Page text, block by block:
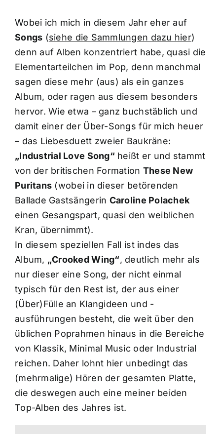
Wobei ich mich in diesem Jahr eher auf
Songs (siehe die Sammlungen dazu hier)
denn auf Alben konzentriert habe, quasi die
Elementarteilchen im Pop, denn manchmal
sagen diese mehr (aus) als ein ganzes
Album, oder ragen aus diesem besonders
hervor. Wie etwa – ganz buchstäblich und
damit einer der Über-Songs für mich heuer
– das Liebesduett zweier Baukräne:
„Industrial Love Song“ heißt er und stammt
von der britischen Formation These New
Puritans (wobei in dieser betörenden
Ballade Gastsängerin Caroline Polachek
einen Gesangspart, quasi den weiblichen
Kran, übernimmt).
In diesem speziellen Fall ist indes das
Album, „Crooked Wing“, deutlich mehr als
nur dieser eine Song, der nicht einmal
typisch für den Rest ist, der aus einer
(Über)Fülle an Klangideen und -
ausführungen besteht, die weit über den
üblichen Poprahmen hinaus in die Bereiche
von Klassik, Minimal Music oder Industrial
reichen. Daher lohnt hier unbedingt das
(mehrmalige) Hören der gesamten Platte,
die deswegen auch eine meiner beiden
Top-Alben des Jahres ist.